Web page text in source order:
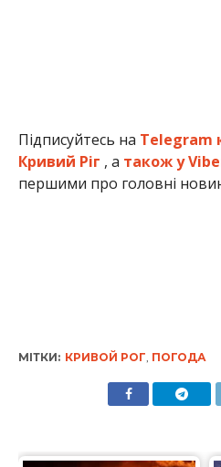
Підписуйтесь на Telegram
Кривий Ріг , а також у
першими про головні
МІТКИ: КРИВОЙ РОГ ПОГОДА